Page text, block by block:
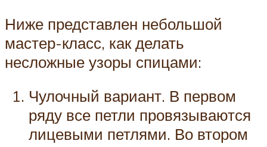
Ниже представлен небольшой
мастер-класс, как делать
несложные узоры спицами:
Чулочный вариант. В первом
ряду все петли провязываются
лицевыми петлями. Во втором